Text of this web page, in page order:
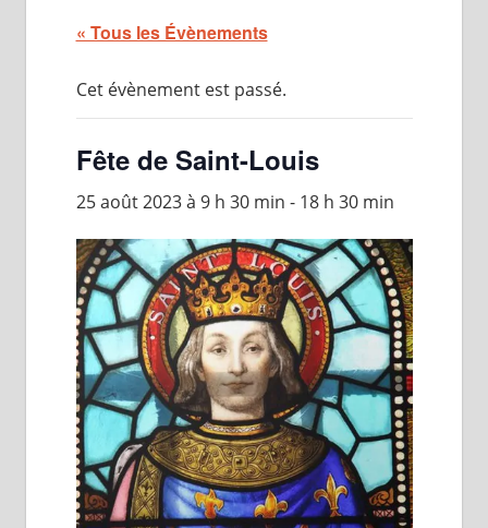
« Tous les Évènements
Cet évènement est passé.
Fête de Saint-Louis
25 août 2023 à 9 h 30 min - 18 h 30 min